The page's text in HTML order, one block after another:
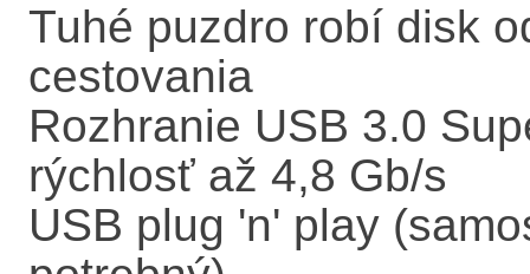
Tuhé puzdro robí disk
cestovania
Rozhranie USB 3.0
rýchlosť až 4,8 Gb/s
USB plug 'n' play